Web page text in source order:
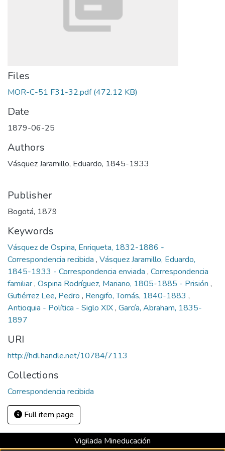
Files
MOR-C-51 F31-32.pdf(472.12 KB)
Date
1879-06-25
Authors
Vásquez Jaramillo, Eduardo, 1845-1933
Publisher
Bogotá, 1879
Keywords
Vásquez de Ospina, Enriqueta, 1832-1886 -
Correspondencia recibida , Vásquez Jaramillo, Eduardo,
1845-1933 - Correspondencia enviada , Correspondencia
familiar, Ospina Rodríguez, Mariano, 1805-1885 - Prisión ,
Gutiérrez Lee, Pedro , Rengifo, Tomás, 1840-1883 ,
Antioquia - Política - Siglo XIX, García, Abraham, 1835-
1897
URI
http://hdl.handle.net/10784/7113
Collections
Correspondencia recibida
Full item page
Vigilada Mineducación